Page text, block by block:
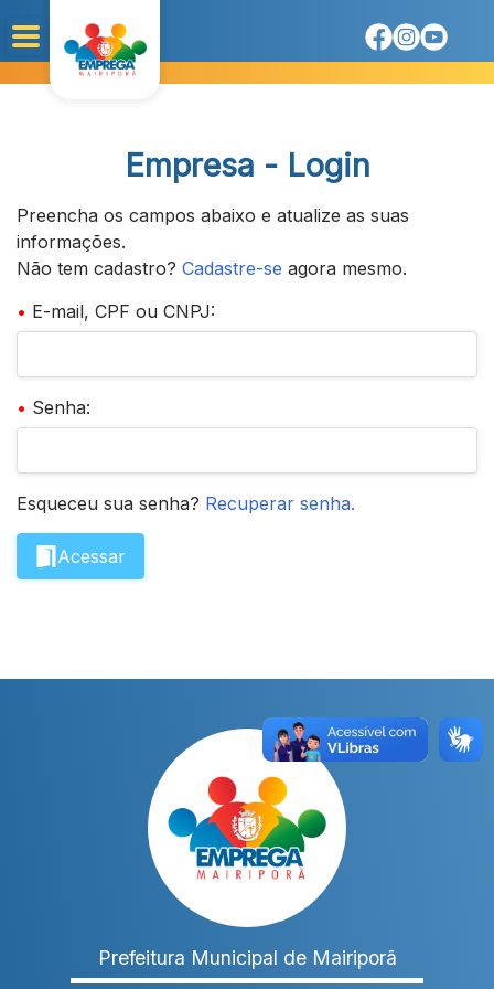
Empresa - Login
Preencha os campos abaixo e atualize as suas
informações.
Não tem cadastro? Cadastre-se agora mesmo.
• E-mail, CPF ou CNPJ:
• Senha:
Esqueceu sua senha? Recuperar senha.
Acessar
Prefeitura Municipal de Mairiporã